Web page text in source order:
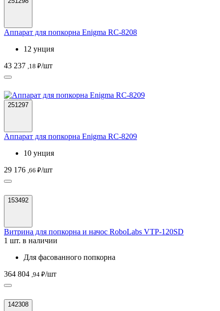
Аппарат для попкорна Enigma RC-8208
12 унция
43 237 ,18 ₽/шт
251297
Аппарат для попкорна Enigma RC-8209
10 унция
29 176 ,66 ₽/шт
153492
Витрина для попкорна и начос RoboLabs VTP-120SD
1 шт. в наличии
Для фасованного попкорна
364 804 ,94 ₽/шт
142308